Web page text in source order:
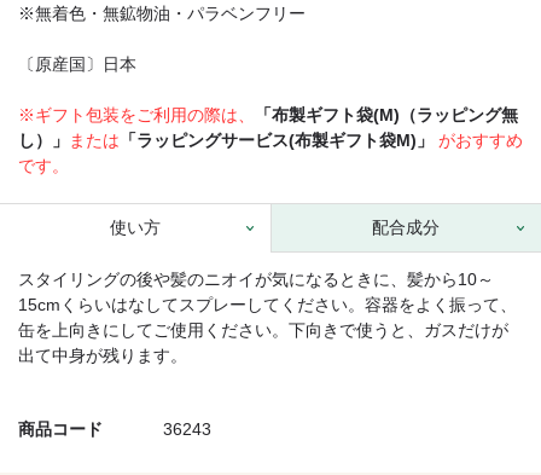
商品コード 36243
※無着色・無鉱物油・パラベンフリー
〔原産国〕日本
※ギフト包装をご利用の際は、
「布製ギフト袋(M)（ラッピング無
し）」 または 「ラッピングサービス(布製ギフト袋M)」
がおすすめ
です。
使い方 配合成分
スタイリングの後や髪のニオイが気になるときに、髪から10～
15cmくらいはなしてスプレーしてください。容器をよく振って、
缶を上向きにしてご使用ください。下向きで使うと、ガスだけが
出て中身が残ります。